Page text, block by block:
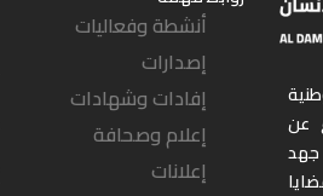
عن
من خلال جهد
أنشطة وفعاليات
إصدارات
إفادات وشهادات
إعلام وصحافة
إعلانات